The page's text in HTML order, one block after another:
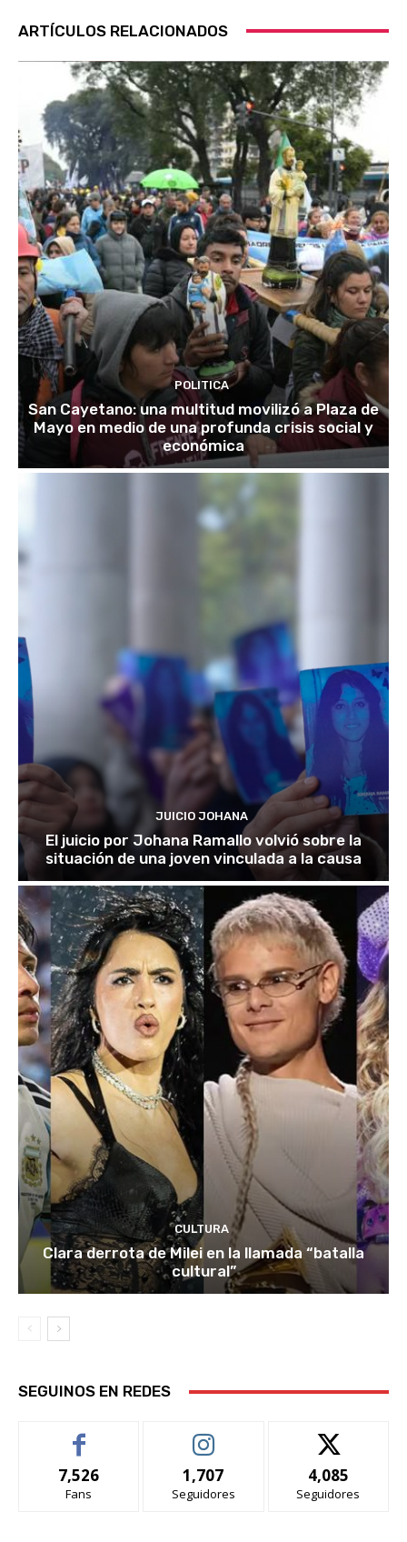
ARTÍCULOS RELACIONADOS
POLITICA
San Cayetano: una multitud movilizó a Plaza de
Mayo en medio de una profunda crisis social y
económica
JUICIO JOHANA
El juicio por Johana Ramallo volvió sobre la
situación de una joven vinculada a la causa
CULTURA
Clara derrota de Milei en la llamada “batalla
cultural”
SEGUINOS EN REDES
7,526
Fans
1,707
Seguidores
4,085
Seguidores